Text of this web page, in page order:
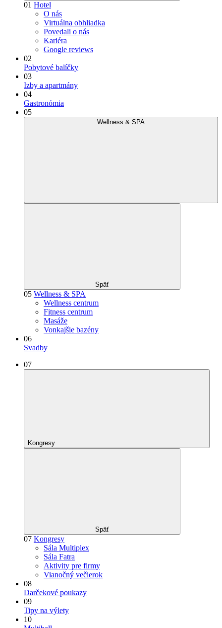
01 Hotel
O nás
Virtuálna obhliadka
Povedali o nás
Kariéra
Google reviews
02
Pobytové balíčky
03
Izby a apartmány
04
Gastronómia
05
Wellness & SPA
Späť
05 Wellness & SPA
Wellness centrum
Fitness centrum
Masáže
Vonkajšie bazény
06
Svadby
07
Kongresy
Späť
07 Kongresy
Sála Multiplex
Sála Fatra
Aktivity pre firmy
Vianočný večierok
08
Darčekové poukazy
09
Tipy na výlety
10